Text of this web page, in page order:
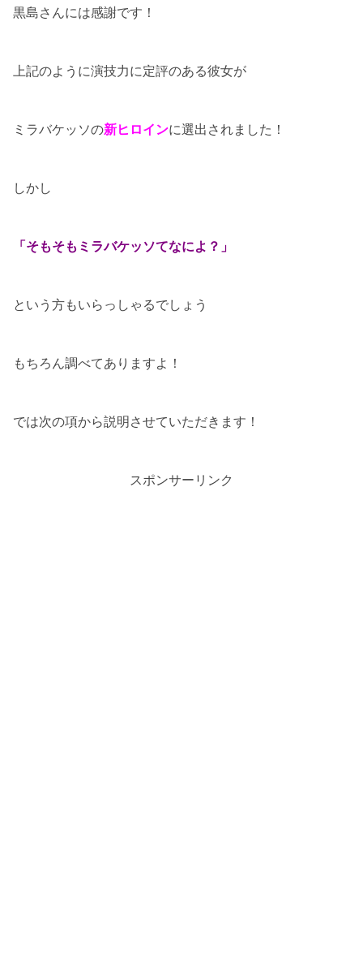
黒島さんには感謝です！
上記のように演技力に定評のある彼女が
ミラバケッソの新ヒロインに選出されました！
しかし
「そもそもミラバケッソてなによ？」
という方もいらっしゃるでしょう
もちろん調べてありますよ！
では次の項から説明させていただきます！
スポンサーリンク